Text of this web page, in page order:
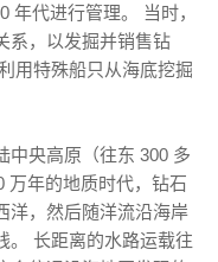
年代进行管理。 当时，
系，以发掘并销售钻
用特殊船只从海底挖掘
中央高原（往东 300 多
万年的地质时代，钻石
洋，然后随洋流沿海岸
。 长距离的水路运载往